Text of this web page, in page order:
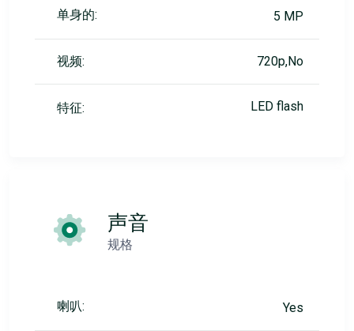
单身的: 5 MP
视频: 720p,No
特征: LED flash
声音
规格
喇叭: Yes